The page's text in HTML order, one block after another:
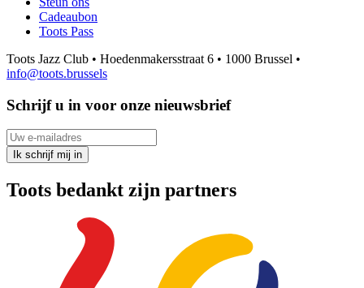
Cadeaubon
Toots Pass
Toots Jazz Club • Hoedenmakersstraat 6 • 1000 Brussel •
info@toots.brussels
Schrijf u in voor onze nieuwsbrief
Uw e-mailadres
Ik schrijf mij in
Toots bedankt zijn partners